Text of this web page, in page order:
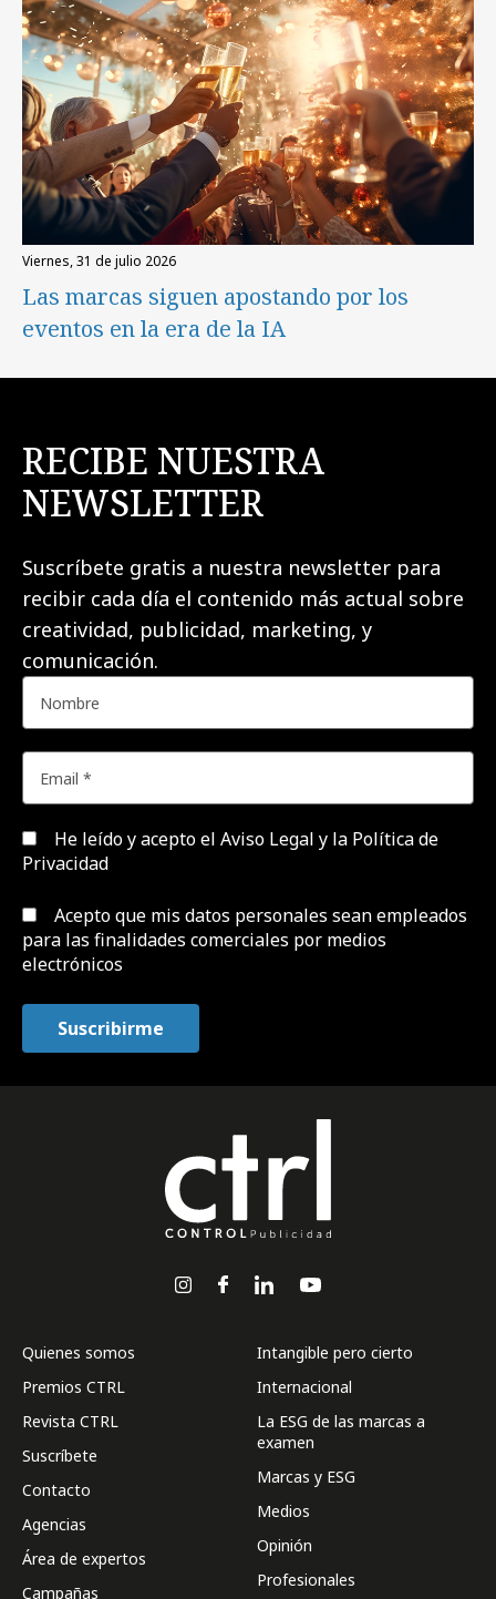
viernes, 31 de julio 2026
Las marcas siguen apostando por los
eventos en la era de la IA
RECIBE NUESTRA
NEWSLETTER
Suscríbete gratis a nuestra newsletter para
recibir cada día el contenido más actual sobre
creatividad, publicidad, marketing, y
comunicación.
He leído y acepto el Aviso Legal y la Política de
Privacidad
Acepto que mis datos personales sean empleados
para las finalidades comerciales por medios
electrónicos
Quienes somos
Premios CTRL
Revista CTRL
Suscríbete
Contacto
Agencias
Área de expertos
Campañas
Intangible pero cierto
Internacional
La ESG de las marcas a
examen
Marcas y ESG
Medios
Opinión
Profesionales